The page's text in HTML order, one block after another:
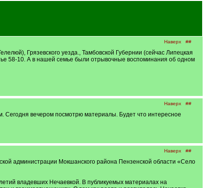
Наверх ##
Грязевского уезда., Тамбовской Губернии (сейчас Липецкая
58-10. А в нашей семье были отрывочные воспоминания об одном
Наверх ##
Сегодня вечером посмотрю материалы. Будет что интересное
Наверх ##
администрации Мокшанского района Пензенской области «Село
владевших Нечаевкой. В публикуемых материалах на